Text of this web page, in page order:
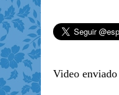
Video